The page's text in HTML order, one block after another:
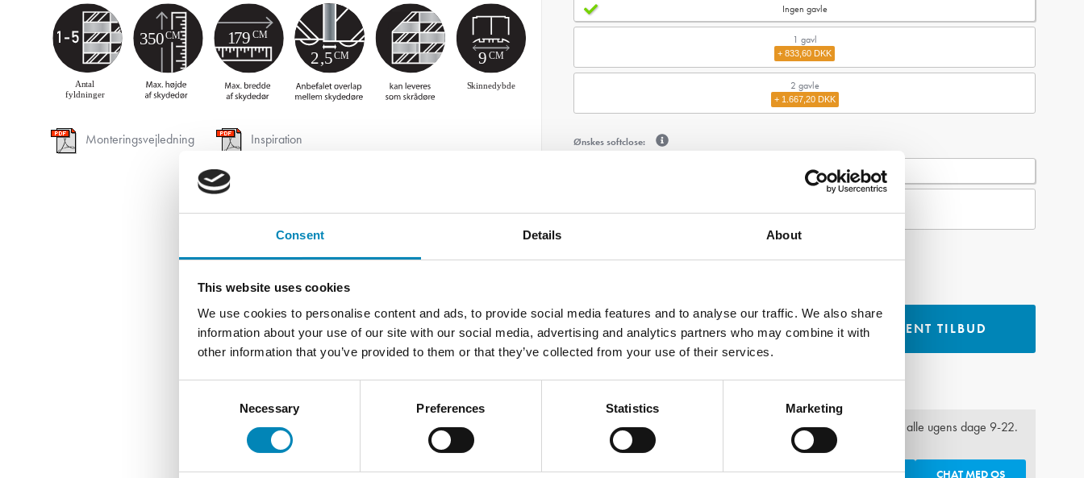
Consent Details About
This website uses cookies
We use cookies to personalise content and ads, to provide social media features and to analyse our traffic. We also share
information about your use of our site with our social media, advertising and analytics partners who may combine it with
other information that you’ve provided to them or that they’ve collected from your use of their services.
Necessary Preferences Statistics Marketing
Monteringsvejledning Inspiration
Ingen gavle
1 gavl
+ 833,60 DKK
2 gavle
+ 1.667,20 DKK
Ønskes softclose:
Nej
+ 1.482,00 DKK
DKK8.947,03
LÆG I KURVEN INDHENT TILBUD
Har du brug for hjælp?
Kontoret er åbent alle ugens dage 9-22.
9743 0500
RING MIG OP KONTAKT OS FÅ ET TILBUD CHAT MED OS